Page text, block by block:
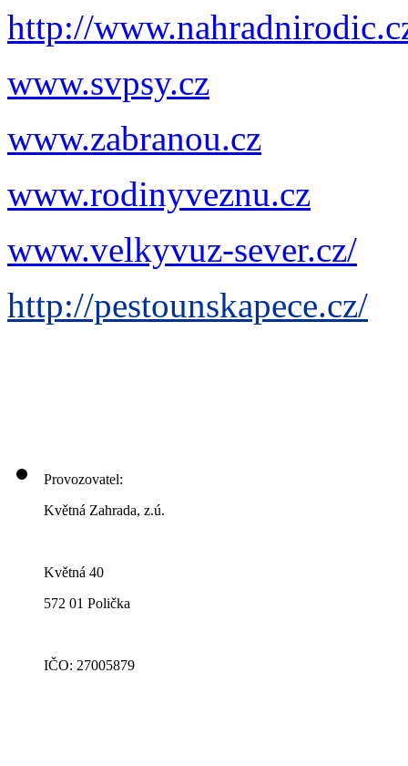
http://
www.svpsy.cz
www.zabranou.cz
www.rodinyveznu.cz
www.velkyvuz-sever.cz/
http://pestounskapece.cz/
Provozovatel:
Květná Zahrada, z.ú.
Květná 40
572 01 Polička
IČO: 27005879